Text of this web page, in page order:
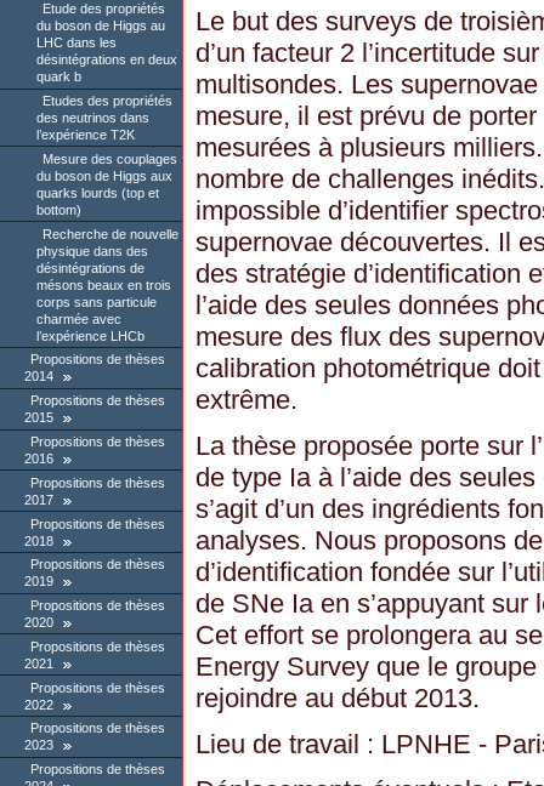
Etude des propriétés
du boson de Higgs au
LHC dans les
désintégrations en deux
quark b
Etudes des propriétés
des neutrinos dans
l’expérience T2K
Mesure des couplages
du boson de Higgs aux
quarks lourds (top et
bottom)
Recherche de nouvelle
physique dans des
désintégrations de
mésons beaux en trois
corps sans particule
charmée avec
l’expérience LHCb
Propositions de thèses
2014
Propositions de thèses
2015
Propositions de thèses
2016
Propositions de thèses
2017
Propositions de thèses
2018
Propositions de thèses
2019
Propositions de thèses
2020
Propositions de thèses
2021
Propositions de thèses
2022
Propositions de thèses
2023
Propositions de thèses
Le but des surveys de
d’un facteur 2 l’incertitude
multisondes. Les
mesure, il est prévu de
mesurées à plusieurs
nombre de challenges
impossible d’identifier
supernovae découvertes. Il
des stratégie d’identification
l’aide des seules données
mesure des flux des
calibration photométrique
extrême.
La thèse proposée porte sur
de type Ia à l’aide des
s’agit d’un des ingrédients
analyses. Nous proposons
d’identification fondée sur
de SNe Ia en s’appuyant
Cet effort se prolongera au
Energy Survey que le
rejoindre au début 2013.
Lieu de travail : LPNHE -